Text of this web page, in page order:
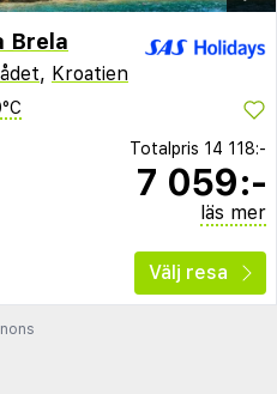
Brela
, Kroatien
Totalpris 14 118:-
7 059:-
läs mer
Välj resa